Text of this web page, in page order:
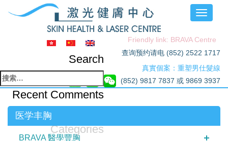
Toggle
Search
搜
索：Recent Comments
Categories
Friendly link: BRAVA Centre
查询预约请电 (852) 2522 1717
真實個案：重塑男仕髮線
(852) 9817 7837 或 9869 3937
医学丰胸
BRAVA 醫學豐胸